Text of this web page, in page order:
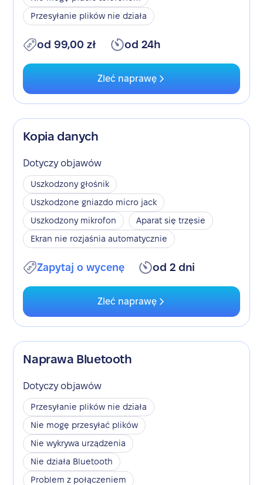
Przesyłanie plików nie działa
od 99,00 zł od 24h
Zleć naprawę
Kopia danych
Dotyczy objawów
Uszkodzony głośnik
Uszkodzone gniazdo micro jack
Uszkodzony mikrofon
Aparat się trzęsie
Ekran nie rozjaśnia automatycznie
Zapytaj o wycenę od 2 dni
Zleć naprawę
Naprawa Bluetooth
Dotyczy objawów
Przesyłanie plików nie działa
Nie mogę przesyłać plików
Nie wykrywa urządzenia
Nie działa Bluetooth
Problem z połączeniem